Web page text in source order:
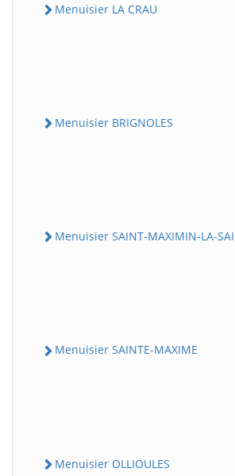
Menuisier LA CRAU
Menuisier BRIGNOLES
Menuisier SAINT-MAXIMIN-LA-
Menuisier SAINTE-MAXIME
Menuisier OLLIOULES